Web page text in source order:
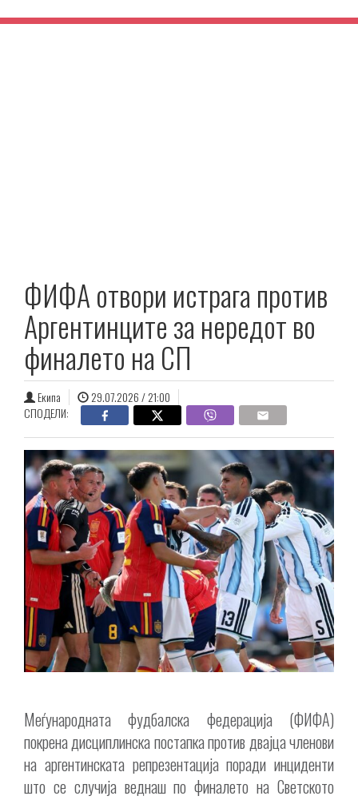
ФИФА отвори истрага против
Аргентинците за нередот во
финалето на СП
Екипа
29.07.2026 / 21:00
СПОДЕЛИ:
Меѓународната фудбалска федерација (ФИФА)
покрена дисциплинска постапка против двајца членови
на аргентинската репрезентација поради инциденти
што се случија веднаш по финалето на Светското